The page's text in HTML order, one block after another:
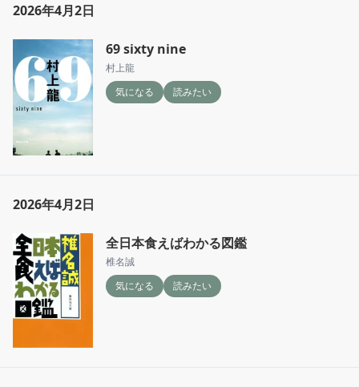
2026年4月2日
69 sixty nine
村上龍
気になる
読みたい
2026年4月2日
全日本食えばわかる図鑑
椎名誠
気になる
読みたい